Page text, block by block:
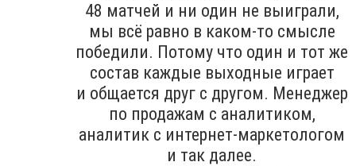
48 матчей и ни один не выиграли,
мы всё равно в каком-то смысле
победили. Потому что один и тот же
состав каждые выходные играет
и общается друг с другом. Менеджер
по продажам с аналитиком,
аналитик с интернет-маркетологом
и так далее.